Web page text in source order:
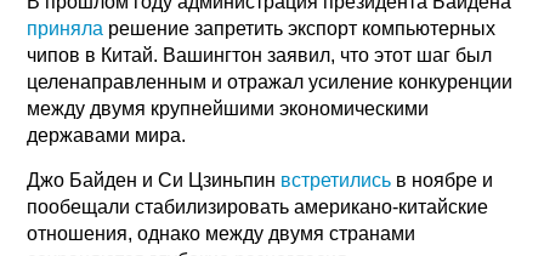
приняла решение запретить экспорт компьютерных
чипов в Китай. Вашингтон заявил, что этот шаг был
целенаправленным и отражал усиление конкуренции
между двумя крупнейшими экономическими
державами мира.
Джо Байден и Си Цзиньпин встретились в ноябре и
пообещали стабилизировать американо-китайские
отношения, однако между двумя странами